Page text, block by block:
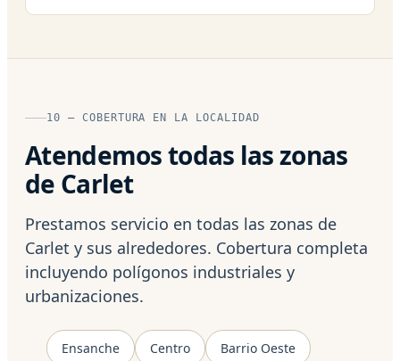
10 — COBERTURA EN LA LOCALIDAD
Atendemos todas las zonas
de Carlet
Prestamos servicio en todas las zonas de
Carlet y sus alrededores. Cobertura completa
incluyendo polígonos industriales y
urbanizaciones.
Ensanche Centro Barrio Oeste